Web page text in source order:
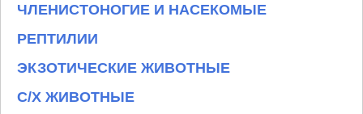
ЧЛЕНИСТОНОГИЕ И НАСЕКОМЫЕ
РЕПТИЛИИ
ЭКЗОТИЧЕСКИЕ ЖИВОТНЫЕ
С/Х ЖИВОТНЫЕ